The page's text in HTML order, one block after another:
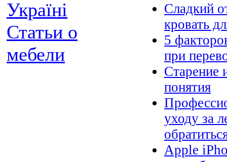
Україні
Статьи о
мебели
Сладкий
кровать
5
при
Старение
понятия
уходу за
Apple